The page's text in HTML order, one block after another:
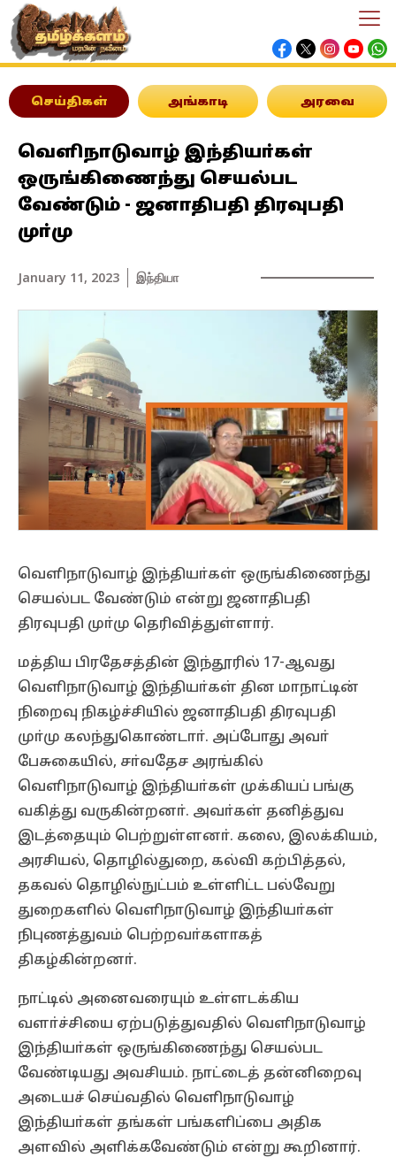
செய்திகள் அங்காடி அரவை
வெளிநாடுவாழ் இந்தியா்கள்
ஒருங்கிணைந்து செயல்பட
வேண்டும் - ஜனாதிபதி திரவுபதி
முா்மு
January 11, 2023 இந்தியா
வெளிநாடுவாழ் இந்தியா்கள் ஒருங்கிணைந்து
செயல்பட வேண்டும் என்று ஜனாதிபதி
திரவுபதி முா்மு தெரிவித்துள்ளார்.
மத்திய பிரதேசத்தின் இந்தூரில் 17-ஆவது
வெளிநாடுவாழ் இந்தியா்கள் தின மாநாட்டின்
நிறைவு நிகழ்ச்சியில் ஜனாதிபதி திரவுபதி
முா்மு கலந்துகொண்டாா். அப்போது அவா்
பேசுகையில், சா்வதேச அரங்கில்
வெளிநாடுவாழ் இந்தியா்கள் முக்கியப் பங்கு
வகித்து வருகின்றனா். அவா்கள் தனித்துவ
இடத்தையும் பெற்றுள்ளனா். கலை, இலக்கியம்,
அரசியல், தொழில்துறை, கல்வி கற்பித்தல்,
தகவல் தொழில்நுட்பம் உள்ளிட்ட பல்வேறு
துறைகளில் வெளிநாடுவாழ் இந்தியா்கள்
நிபுணத்துவம் பெற்றவா்களாகத்
திகழ்கின்றனா்.
நாட்டில் அனைவரையும் உள்ளடக்கிய
வளா்ச்சியை ஏற்படுத்துவதில் வெளிநாடுவாழ்
இந்தியா்கள் ஒருங்கிணைந்து செயல்பட
வேண்டியது அவசியம். நாட்டைத் தன்னிறைவு
அடையச் செய்வதில் வெளிநாடுவாழ்
இந்தியா்கள் தங்கள் பங்களிப்பை அதிக
அளவில் அளிக்கவேண்டும் என்று கூறினார்.